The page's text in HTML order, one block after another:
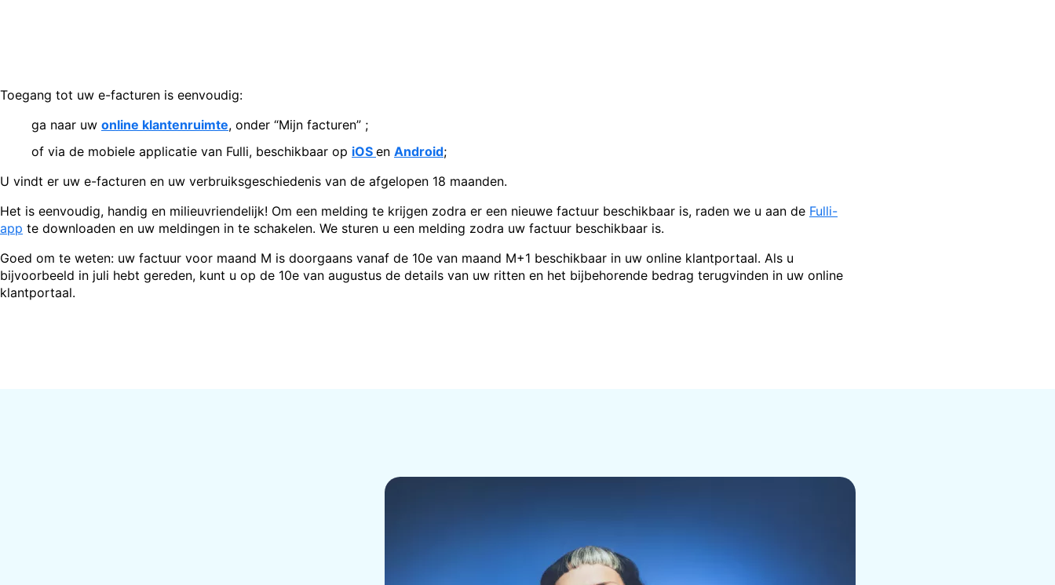
Toegang tot uw e-facturen is eenvoudig:
ga naar uw online klantenruimte, onder “Mijn facturen” ;
of via de mobiele applicatie van Fulli, beschikbaar op iOS en Android;
U vindt er uw e-facturen en uw verbruiksgeschiedenis van de afgelopen 18 maanden.
Het is eenvoudig, handig en milieuvriendelijk! Om een melding te krijgen zodra er een nieuwe factuur beschikbaar is, raden we u aan de Fulli-
app te downloaden en uw meldingen in te schakelen. We sturen u een melding zodra uw factuur beschikbaar is.
Goed om te weten: uw factuur voor maand M is doorgaans vanaf de 10e van maand M+1 beschikbaar in uw online klantportaal. Als u
bijvoorbeeld in juli hebt gereden, kunt u op de 10e van augustus de details van uw ritten en het bijbehorende bedrag terugvinden in uw online
klantportaal.